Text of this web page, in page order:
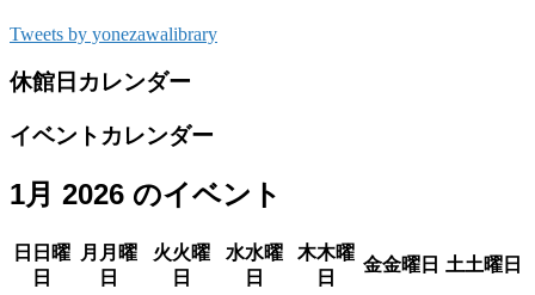
Tweets by yonezawalibrary
休館日カレンダー
イベントカレンダー
1月 2026 のイベント
日 日曜
日
月 月曜
日
火火曜
日
水水曜
日
木木曜
日
金金曜日 土土曜日